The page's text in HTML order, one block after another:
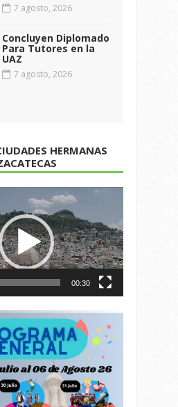
7 agosto, 2026
Concluyen Diplomado
Para Tutores en la
UAZ
7 agosto, 2026
HERMANAS
00:30